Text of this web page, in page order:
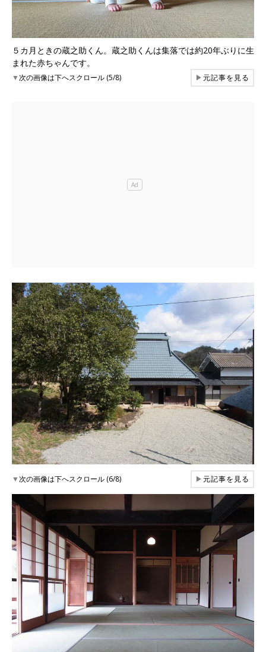
５カ月ときの蔵之助くん。蔵之助くんは集落では約20年ぶりに生
まれた赤ちゃんです。
▼次の画像は下へスクロール (5/8) ▶元記事を見る
▼次の画像は下へスクロール (6/8) ▶元記事を見る